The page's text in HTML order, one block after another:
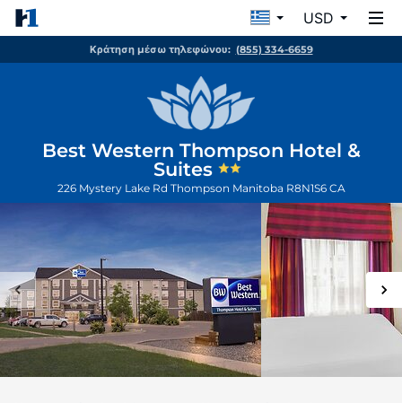
USD
Κράτηση μέσω τηλεφώνου: (855) 334-6659
Best Western Thompson Hotel &
Suites
226 Mystery Lake Rd Thompson Manitoba R8N1S6 CA